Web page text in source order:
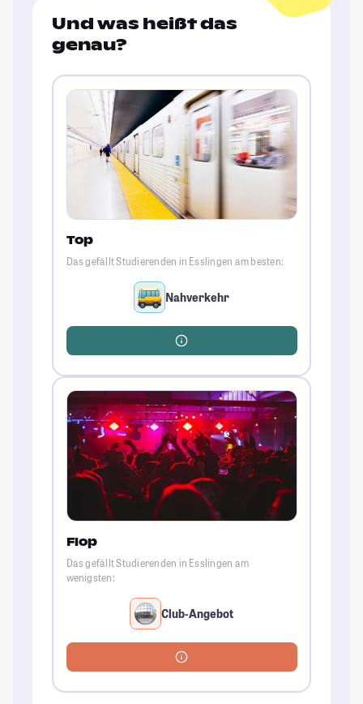
Und was heißt das
genau?
Top
Das gefällt Studierenden in Esslingen am besten:
Nahverkehr
Flop
Das gefällt Studierenden in Esslingen am
wenigsten:
Club-Angebot